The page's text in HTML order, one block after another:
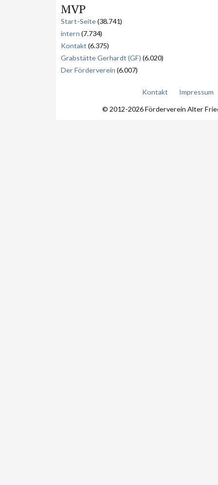
MVP
Start-Seite(38.741)
intern (7.734)
Kontakt (6.375)
Grabstätte Gerhardt (GF) (6.020)
Der Förderverein (6.007)
Kontakt Impressum
© 2012-2026 Förderverein Alter